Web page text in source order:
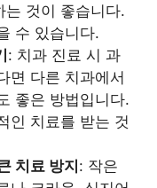
는 것이 좋습니다.
수 있습니다.
: 치과 진료 시 과
면 다른 치과에서
좋은 방법입니다.
인 치료를 받는 것
치료 방지: 작은